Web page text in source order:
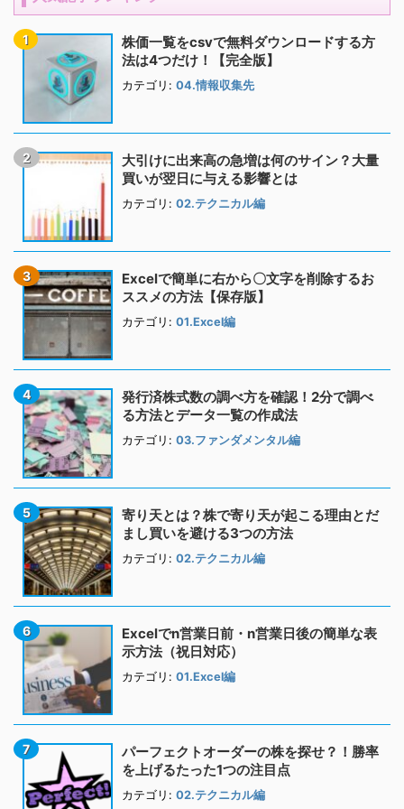
株価一覧をcsvで無料ダウンロードする方
法は4つだけ！【完全版】
カテゴリ: 04.情報収集先
大引けに出来高の急増は何のサイン？大量
買いが翌日に与える影響とは
カテゴリ: 02.テクニカル編
Excelで簡単に右から〇文字を削除するお
ススメの方法【保存版】
カテゴリ: 01.Excel編
発行済株式数の調べ方を確認！2分で調べ
る方法とデータ一覧の作成法
カテゴリ: 03.ファンダメンタル編
寄り天とは？株で寄り天が起こる理由とだ
まし買いを避ける3つの方法
カテゴリ: 02.テクニカル編
Excelでn営業日前・n営業日後の簡単な表
示方法（祝日対応）
カテゴリ: 01.Excel編
パーフェクトオーダーの株を探せ？！勝率
を上げるたった1つの注目点
カテゴリ: 02.テクニカル編